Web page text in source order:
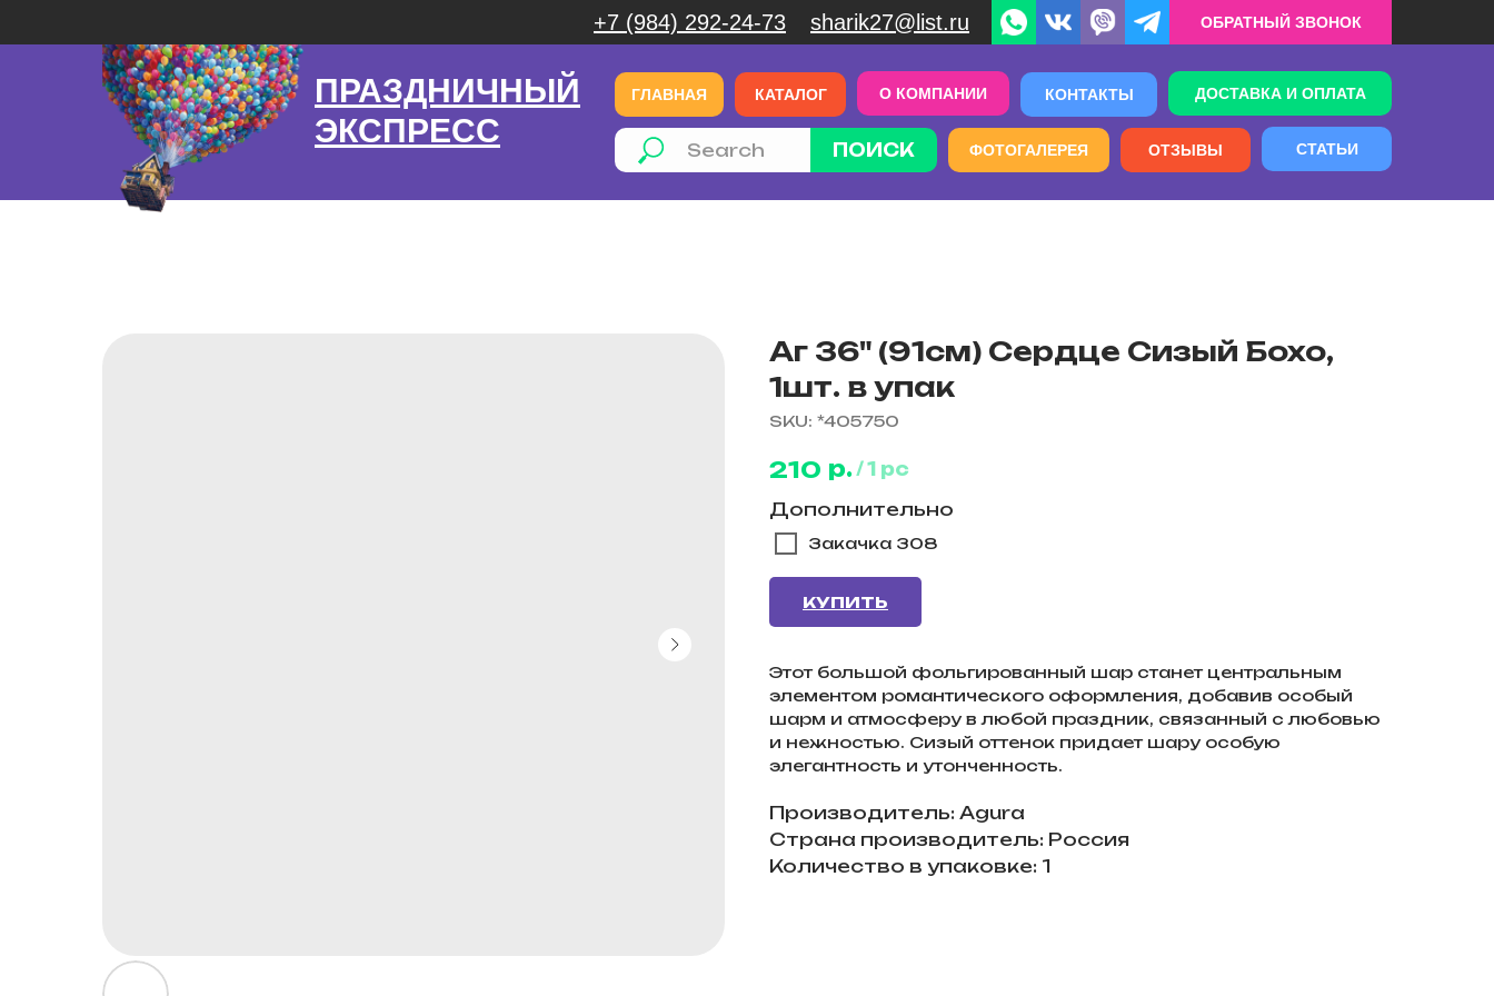
+7 (984) 292-24-73 sharik27@list.ru ОБРАТНЫЙ ЗВОНОК
ПРАЗДНИЧНЫЙ
ЭКСПРЕСС
ГЛАВНАЯ КАТАЛОГ О КОМПАНИИ КОНТАКТЫ ДОСТАВКА И ОПЛАТА
ОТЗЫВЫ СТАТЬИ
ФОТОГАЛЕРЕЯ
ПОИСК
Аг 36" (91см) Сердце Сизый Бохо,
1шт. в упак
SKU: *405750
210 р./1 pc
Дополнительно
Закачка 308
КУПИТЬ
Этот большой фольгированный шар станет центральным
элементом романтического оформления, добавив особый
шарм и атмосферу в любой праздник, связанный с любовью
и нежностью. Сизый оттенок придает шару особую
элегантность и утонченность.
Производитель: Agura
Страна производитель: Россия
Количество в упаковке: 1